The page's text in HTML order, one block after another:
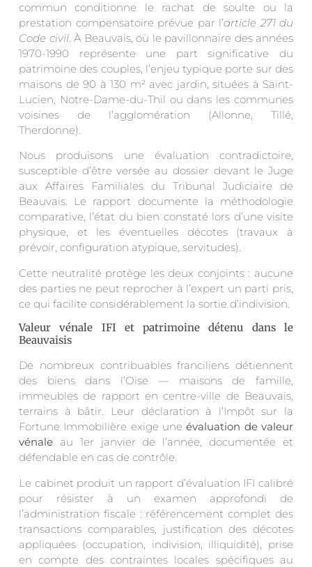
commun conditionne le rachat de soulte ou la
prestation compensatoire prévue par l’article 271 du
Code civil. À Beauvais, où le pavillonnaire des années
1970-1990 représente une part significative du
patrimoine des couples, l’enjeu typique porte sur des
maisons de 90 à 130 m² avec jardin, situées à Saint-
Lucien, Notre-Dame-du-Thil ou dans les communes
voisines de l’agglomération (Allonne, Tillé,
Therdonne).
Nous produisons une évaluation contradictoire,
susceptible d’être versée au dossier devant le Juge
aux Affaires Familiales du Tribunal Judiciaire de
Beauvais. Le rapport documente la méthodologie
comparative, l’état du bien constaté lors d’une visite
physique, et les éventuelles décotes (travaux à
prévoir, configuration atypique, servitudes).
Cette neutralité protège les deux conjoints : aucune
des parties ne peut reprocher à l’expert un parti pris,
ce qui facilite considérablement la sortie d’indivision.
Valeur vénale IFI et patrimoine détenu dans le
Beauvaisis
De nombreux contribuables franciliens détiennent
des biens dans l’Oise — maisons de famille,
immeubles de rapport en centre-ville de Beauvais,
terrains à bâtir. Leur déclaration à l’Impôt sur la
Fortune Immobilière exige uneévaluation de valeur
vénale au 1er janvier de l’année, documentée et
défendable en cas de contrôle.
Le cabinet produit un rapport d’évaluation IFI calibré
pour résister à un examen approfondi de
l’administration fiscale : référencement complet des
transactions comparables, justification des décotes
appliquées (occupation, indivision, illiquidité), prise
en compte des contraintes locales spécifiques au